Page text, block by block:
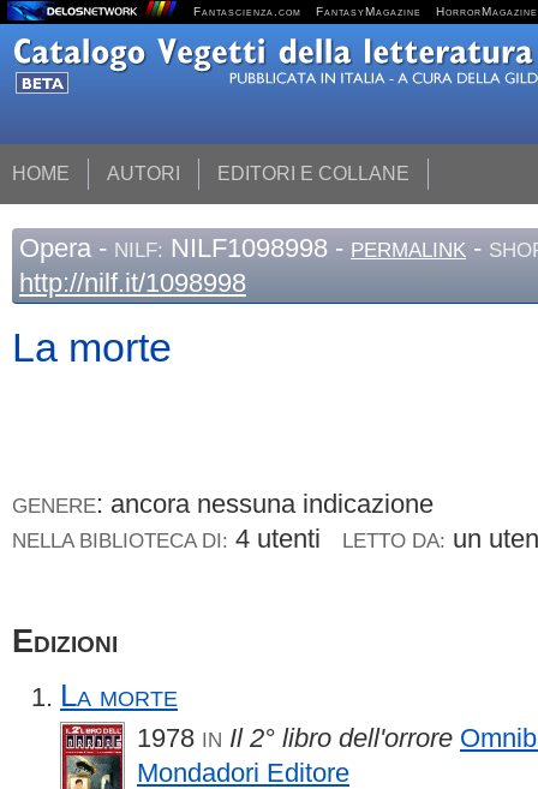
Fantascienza.com FantasyMagazine HorrorMagazine
HOME AUTORI EDITORI E COLLANE
Opera - NILF: NILF1098998 - PERMALINK -
http://nilf.it/1098998
La morte
GENERE: ancora nessuna indicazione
NELLA BIBLIOTECA DI: 4 utenti LETTO DA: un
Edizioni
La morte
1978 IN Il 2° libro dell'orrore
Mondadori Editore